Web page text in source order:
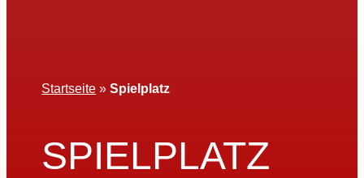
Startseite »Spielplatz
SPIELPLATZ